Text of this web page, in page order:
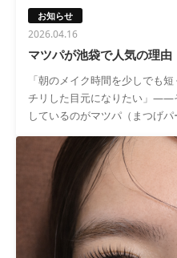
お知らせ
2026.04.16
マツパが池袋で人気の理
「朝のメイク時間を少しでも
チリした目元になりたい」——
しているのがマツパ（まつげパ